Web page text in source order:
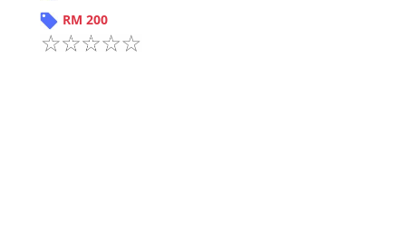
RM 200